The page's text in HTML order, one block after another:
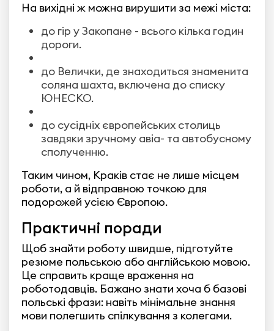
На вихідні ж можна вирушити за межі міста:
до гір у Закопане - всього кілька годин
дороги.
до Велички, де знаходиться знаменита
соляна шахта, включена до списку
ЮНЕСКО.
до сусідніх європейських столиць
завдяки зручному авіа- та автобусному
сполученню.
Таким чином, Краків стає не лише місцем
роботи, а й відправною точкою для
подорожей усією Європою.
Практичні поради
Щоб знайти роботу швидше, підготуйте
резюме польською або англійською мовою.
Це справить краще враження на
роботодавців. Бажано знати хоча б базові
польські фрази: навіть мінімальне знання
мови полегшить спілкування з колегами.